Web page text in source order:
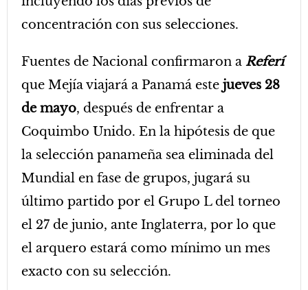
concentración con sus selecciones.
Fuentes de Nacional confirmaron a Referí
que Mejía viajará a Panamá este jueves 28
de mayo, después de enfrentar a
Coquimbo Unido. En la hipótesis de que
la selección panameña sea eliminada del
Mundial en fase de grupos, jugará su
último partido por el Grupo L del torneo
el 27 de junio, ante Inglaterra, por lo que
el arquero estará como mínimo un mes
exacto con su selección.